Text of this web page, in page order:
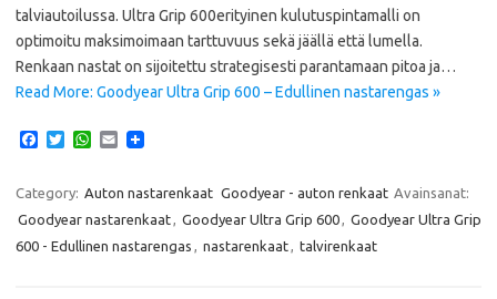
talviautoilussa. Ultra Grip 600erityinen kulutuspintamalli on
optimoitu maksimoimaan tarttuvuus sekä jäällä että lumella.
Renkaan nastat on sijoitettu strategisesti parantamaan pitoa ja…
Read More: Goodyear Ultra Grip 600 – Edullinen nastarengas »
e
o
o
T
t
e
r
W
t
A
p
E
i
Category: Auton nastarenkaat Goodyear - auton renkaat Avainsanat:
Goodyear nastarenkaat
Goodyear Ultra Grip 600
Goodyear Ultra Grip
600 - Edullinen nastarengas
nastarenkaat talvirenkaat